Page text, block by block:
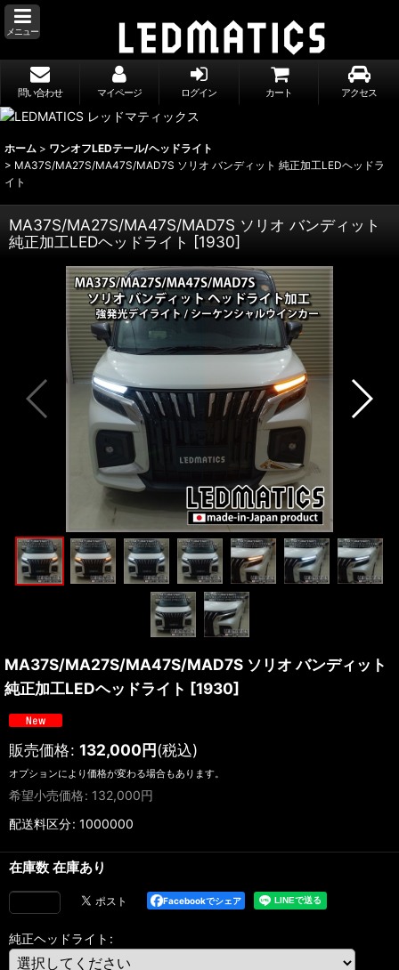
メニュー
問い合わせ マイページ ログイン カート アクセス
ホーム > ワンオフLEDテール/ヘッドライト
> MA37S/MA27S/MA47S/MAD7S ソリオ バンディット 純正加工LEDヘッドラ
イト
MA37S/MA27S/MA47S/MAD7S ソリオ バンディット
純正加工LEDヘッドライト [1930]
MA37S/MA27S/MA47S/MAD7S ソリオ バンディット
純正加工LEDヘッドライト [1930]
販売価格: 132,000円(税込)
オプションにより価格が変わる場合もあります。
希望小売価格: 132,000円
配送料区分: 1000000
在庫数 在庫あり
Facebookでシェア
純正ヘッドライト :